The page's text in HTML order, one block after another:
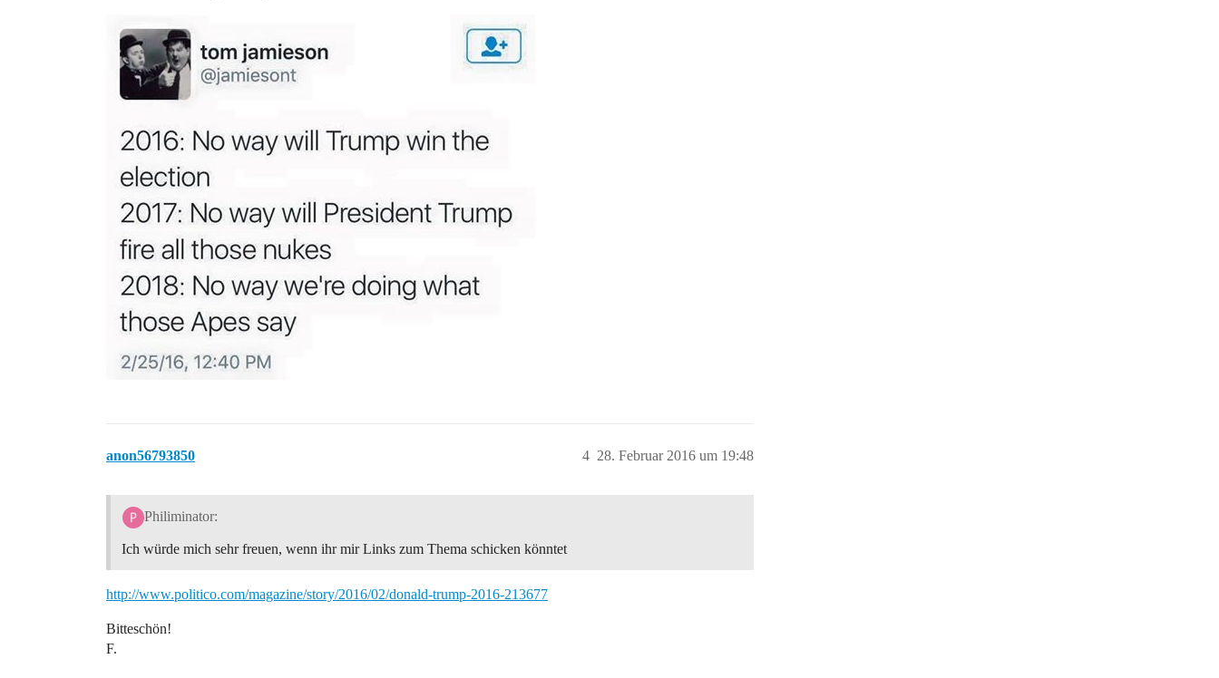
anon56793850 28. Februar 2016 um 19:48
4
Philiminator:
Ich würde mich sehr freuen, wenn ihr mir Links zum Thema schicken könntet
http://www.politico.com/magazine/story/2016/02/donald-trump-2016-213677
Bitteschön!
F.